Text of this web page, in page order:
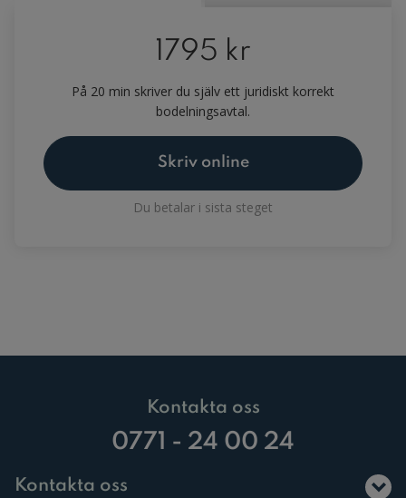
1795 kr
På 20 min skriver du själv ett juridiskt korrekt
bodelningsavtal.
Skriv online
Du betalar i sista steget
Kontakta oss
0771 - 24 00 24
Kontakta oss